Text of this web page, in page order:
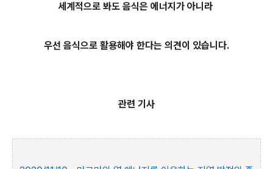
세계적으로 봐도 음식은 에너지가 아니라
우선 음식으로 활용해야 한다는 의견이 있습니다.
관련 기사